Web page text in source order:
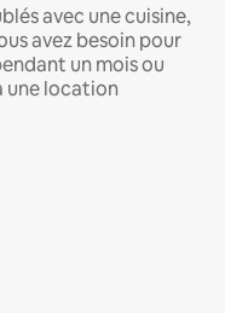
avec une cuisine,
avez besoin pour
un mois ou
une location